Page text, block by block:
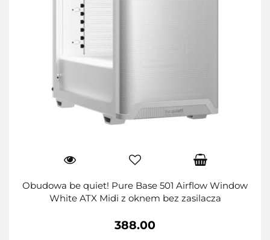
Obudowa be quiet! Pure Base 501 Airflow Window
White ATX Midi z oknem bez zasilacza
388.00